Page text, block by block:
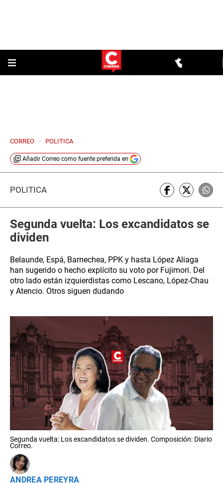
CORREO > POLITICA
Añadir Correo como fuente preferida en
POLÍTICA
Segunda vuelta: Los excandidatos se
dividen
Belaunde, Espá, Barnechea, PPK y hasta López Aliaga
han sugerido o hecho explícito su voto por Fujimori. Del
otro lado están izquierdistas como Lescano, López-Chau
y Atencio. Otros siguen dudando
Segunda vuelta: Los excandidatos se dividen. Composición: Diario
Correo.
ANDREA PEREYRA